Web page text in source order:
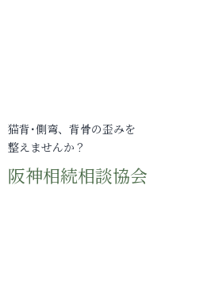
猫背･側弯、背骨の歪みを
整えませんか？
阪神相続相談協会